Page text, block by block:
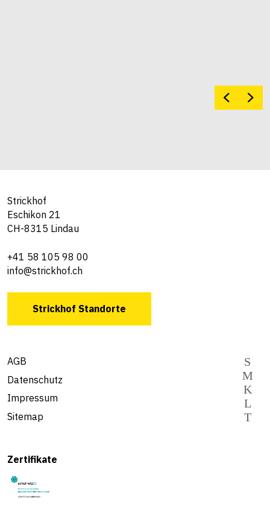
Strickhof
Eschikon 21
CH-8315 Lindau
+41 58 105 98 00
info@strickhof.ch
Strickhof Standorte
AGB
Datenschutz
Impressum
Sitemap
Zertifikate